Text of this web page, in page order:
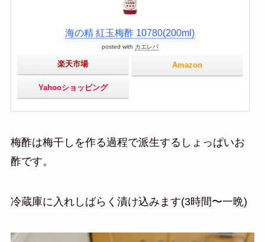
海の精 紅玉梅酢 10780(200ml)
posted with カエレバ
楽天市場 Amazon
Yahooショッピング
梅酢は梅干しを作る過程で派生するしょっぱいお
酢です。
冷蔵庫に入れしばらく漬け込みます(3時間〜一晩)